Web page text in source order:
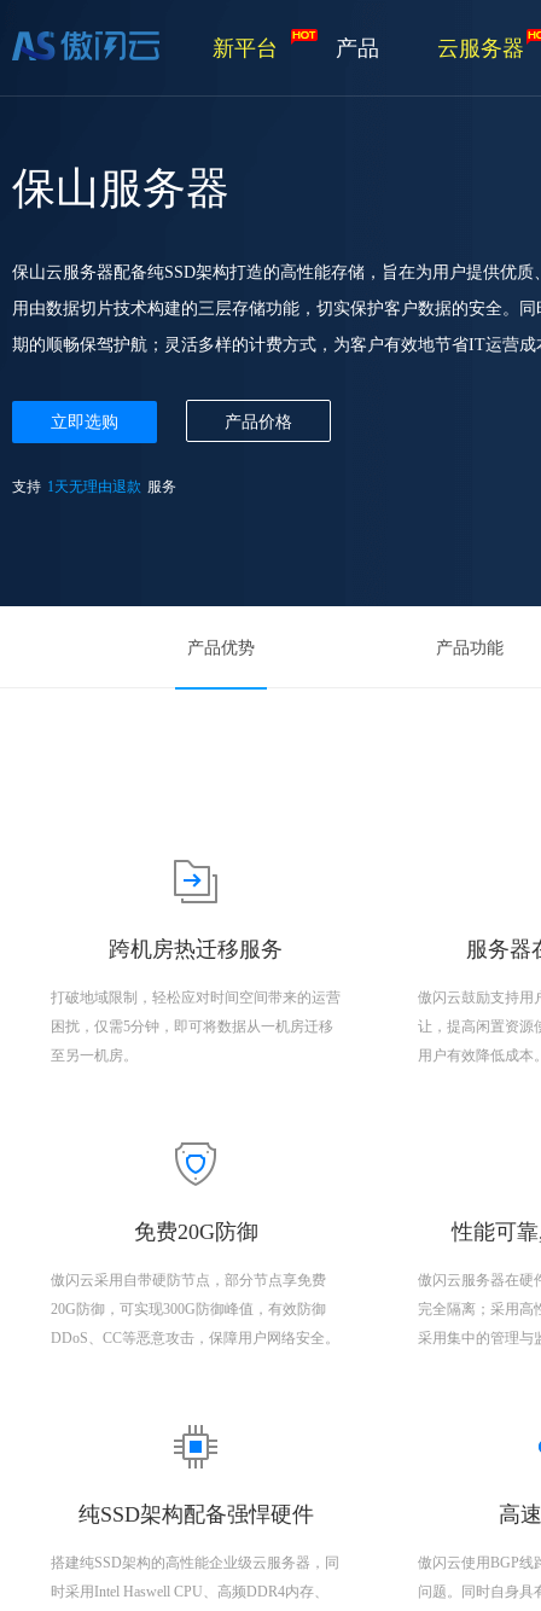
新平台 产品 云服务器
保山服务器
保山云服务器配备纯SSD架构打造的高性能存储，旨在为用户提供优
用由数据切片技术构建的三层存储功能，切实保护客户数据的安全。
期的顺畅保驾护航；灵活多样的计费方式，为客户有效地节省IT运营
立即选购 产品价格
支持 1天无理由退款 服务
产品优势 产品功能
跨机房热迁移服务
打破地域限制，轻松应对时间空间带来的运营
困扰，仅需5分钟，即可将数据从一机房迁移
至另一机房。
服务器
傲闪云鼓励支持用
让，提高闲置资源
用户有效降低成本
免费20G防御
傲闪云采用自带硬防节点，部分节点享免费
20G防御，可实现300G防御峰值，有效防御
DDoS、CC等恶意攻击，保障用户网络安全。
性能可
傲闪云服务器在硬
完全隔离；采用高
采用集中的管理与
纯SSD架构配备强悍硬件
搭建纯SSD架构的高性能企业级云服务器，同
时采用Intel Haswell CPU、高频DDR4内存、
高
傲闪云使用BGP线
问题。同时自身具